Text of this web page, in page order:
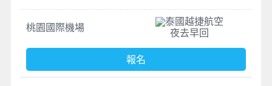
桃園國際機場
泰國越捷航空
夜去早回
報名